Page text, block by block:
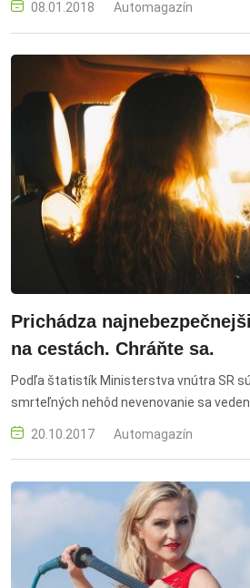
08.01.2018 Automagazín
Prichádza
na cestách. Chráňte sa.
Podľa štatistík Ministerstva vnútra SR
smrteľných nehôd nevenovanie sa
telefonovanie) a neprimeraná rýchlosť
20.10.2017 Automagazín